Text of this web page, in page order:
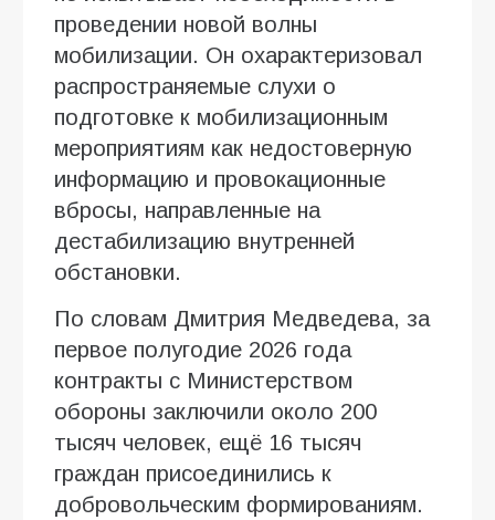
проведении новой волны
мобилизации. Он охарактеризовал
распространяемые слухи о
подготовке к мобилизационным
мероприятиям как недостоверную
информацию и провокационные
вбросы, направленные на
дестабилизацию внутренней
обстановки.
По словам Дмитрия Медведева, за
первое полугодие 2026 года
контракты с Министерством
обороны заключили около 200
тысяч человек, ещё 16 тысяч
граждан присоединились к
добровольческим формированиям.